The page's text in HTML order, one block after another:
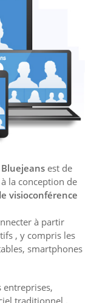
Bluejeans est de
la conception de
visioconférence
à partir
, y compris les
smartphones